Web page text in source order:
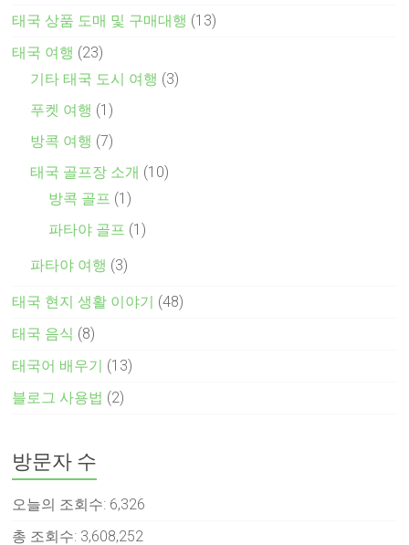
태국 상품 도매 및 구매대행 (13)
태국 여행 (23)
기타 태국 도시 여행 (3)
푸켓 여행 (1)
방콕 여행 (7)
태국 골프장 소개 (10)
방콕 골프 (1)
파타야 골프 (1)
파타야 여행 (3)
태국 현지 생활 이야기 (48)
태국 음식 (8)
태국어 배우기 (13)
블로그 사용법 (2)
방문자 수
오늘의 조회수: 6,326
총 조회수: 3,608,252